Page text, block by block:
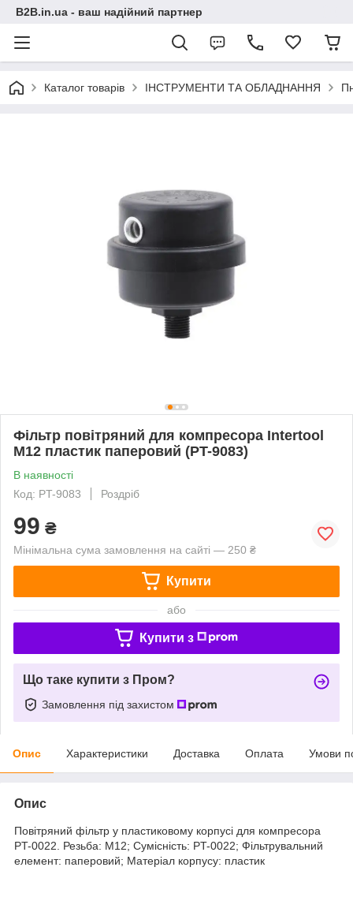
B2B.in.ua - ваш надійний партнер
Каталог товарів ІНСТРУМЕНТИ ТА ОБЛАДНАННЯ
Фільтр повітряний для компресора Intertool
M12 пластик паперовий (PT-9083)
В наявності
Код: PT-9083
Роздріб
99 ₴
Мінімальна сума замовлення на сайті — 250 ₴
Купити
або
Купити з
Що таке купити з Пром?
Замовлення під захистом
Опис Характеристики Доставка Оплата Умови
Опис
Повітряний фільтр у пластиковому корпусі для компресора
PT-0022. Резьба: М12; Сумісність: PT-0022; Фільтрувальний
елемент: паперовий; Матеріал корпусу: пластик